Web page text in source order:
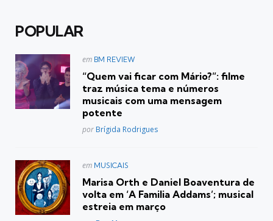
POPULAR
Postado
em BM REVIEW
“Quem vai ficar com Mário?”: filme
traz música tema e números
musicais com uma mensagem
potente
Posted
por Brígida Rodrigues
Postado
em MUSICAIS
Marisa Orth e Daniel Boaventura de
volta em ‘A Familia Addams’; musical
estreia em março